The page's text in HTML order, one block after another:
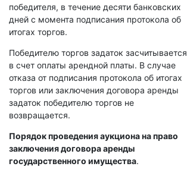
победителя, в течение десяти банковских
дней с момента подписания протокола об
итогах торгов.
Победителю торгов задаток засчитывается
в счет оплаты арендной платы. В случае
отказа от подписания протокола об итогах
торгов или заключения договора аренды
задаток победителю торгов не
возвращается.
Порядок проведения аукциона на право
заключения договора аренды
государственного имущества.